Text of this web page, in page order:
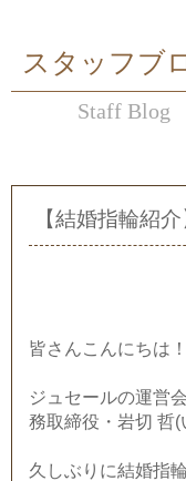
スタッフブ
Staff Blog
【結婚指輪紹
皆さんこんにちは！
ジュセールの運営
務取締役・岩切 哲(
久しぶりに結婚指